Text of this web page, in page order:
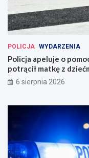
POLICJA WYDARZENIA
Policja apeluje o
potrącił matkę z
6 sierpnia 2026